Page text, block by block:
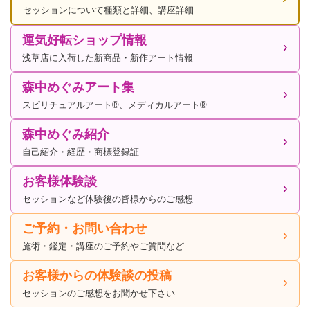
セッションについて種類と詳細、講座詳細
運気好転ショップ情報
浅草店に入荷した新商品・新作アート情報
森中めぐみアート集
スピリチュアルアート®、メディカルアート®
森中めぐみ紹介
自己紹介・経歴・商標登録証
お客様体験談
セッションなど体験後の皆様からのご感想
ご予約・お問い合わせ
施術・鑑定・講座のご予約やご質問など
お客様からの体験談の投稿
セッションのご感想をお聞かせ下さい